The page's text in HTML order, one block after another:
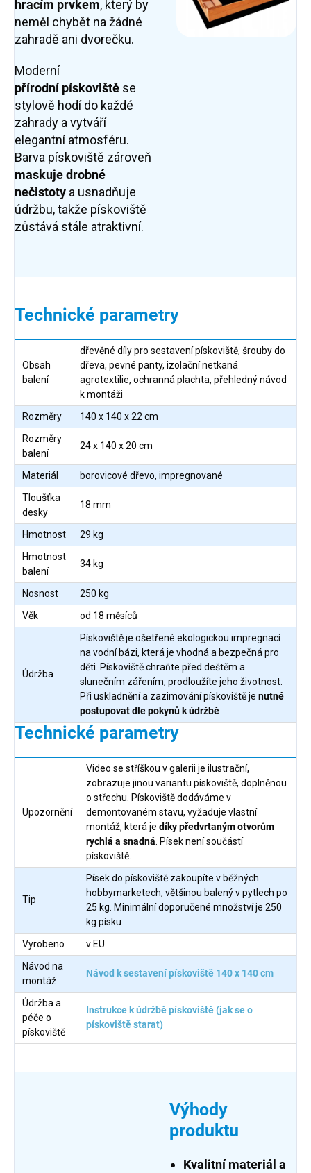
hracím prvkem, který by
neměl chybět na žádné
zahradě ani dvorečku.
Moderní
přírodnípískoviště se
stylově hodí do každé
zahrady a vytváří
elegantní atmosféru.
Barva pískoviště zároveň
maskuje drobné
nečistoty a usnadňuje
údržbu, takže pískoviště
zůstává stále atraktivní.
Technické parametry
Obsah
balení
dřevěné díly pro sestavení pískoviště, šrouby do
dřeva, pevné panty, izolační netkaná
agrotextilie, ochranná plachta, přehledný návod
k montáži
Rozměry
140 x 140 x 22 cm
Rozměry
balení
24 x 140 x 20 cm
Materiál
borovicové dřevo, impregnované
Tloušťka
desky
18 mm
Hmotnost
29 kg
Hmotnost
balení
34 kg
Nosnost
250 kg
Věk
od 18 měsíců
Údržba
Pískoviště je ošetřené ekologickou impregnací
na vodní bázi, která je vhodná a bezpečná pro
děti. Pískoviště chraňte před deštěm a
slunečním zářením, prodloužíte jeho životnost.
Při uskladnění a zazimování pískoviště je nutné
postupovat dle pokynů k údržbě
Technické parametry
Upozornění
Video se stříškou v galerii je ilustrační,
zobrazuje jinou variantu pískoviště, doplněnou
o střechu. Pískoviště dodáváme v
demontovaném stavu, vyžaduje vlastní
montáž, která je díky předvrtaným otvorům
rychlá a snadná. Písek není součástí
pískoviště.
Tip
Písek do pískoviště zakoupíte v běžných
hobbymarketech, většinou balený v pytlech po
25 kg. Minimální doporučené množství je 250
kg písku
Vyrobeno
v EU
Návod na
montáž
Návod k sestavení pískoviště 140 x 140 cm
Údržba a
péče o
pískoviště
Instrukce k údržbě pískoviště (jak se o
pískoviště starat)
Výhody
produktu
Kvalitní materiál a